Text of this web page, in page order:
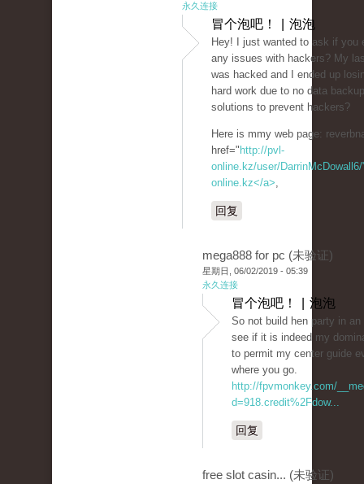
永久连接
冒个泡吧！ | 泡泡
Hey! I just wanted to ask if you
any issues with hackers? My
was hacked and I ended up
hard work due to no data
solutions to prevent hackers?
Here is mmy web page:
href=" http://pvl-
online.kz/user/
online.kz</a>,
回复
mega888 for pc (未验证)
星期日, 06/02/2019 - 05:39
永久连接
冒个泡吧！ | 泡泡
So not build hen party in
see if it is indeed my
to permit my center guide
where you go.
http://fpvmonkey.com/
d=918.credit%2Fdow...
回复
free slot casin... (未验证)